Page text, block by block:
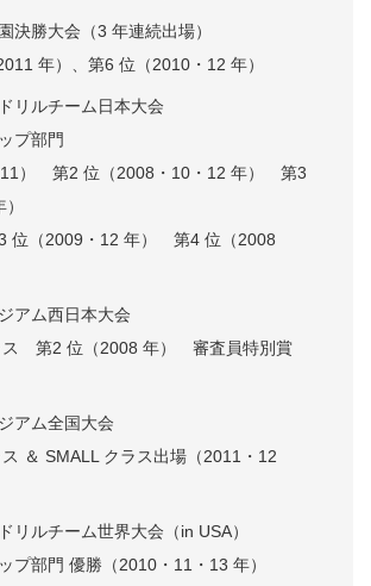
決勝大会（3 年連続出場）
年）、第6 位（2010・12 年）
リルチーム日本大会
プ部門
） 第2 位（2008・10・12 年） 第3
位（2009・12 年） 第4 位（2008
アム西日本大会
ス 第2 位（2008 年） 審査員特別賞
アム全国大会
ス ＆ SMALL クラス出場（2011・12
リルチーム世界大会（in USA）
プ部門 優勝（2010・11・13 年）